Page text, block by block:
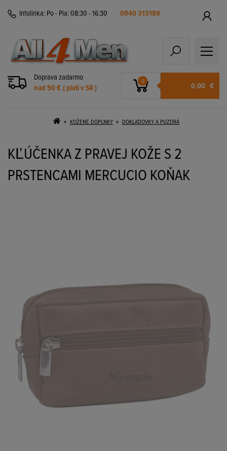
Infolinka: Po - Pia: 08:30 - 16:30 0940 313189
Doprava zadarmo
nad 50 € ( platí v SR )
0 0,00 €
KOŽENÉ DOPLNKY DOKLADOVKY A PUZDRÁ
KĽÚČENKA Z PRAVEJ KOŽE S 2
PRSTENCAMI MERCUCIO KOŇAK